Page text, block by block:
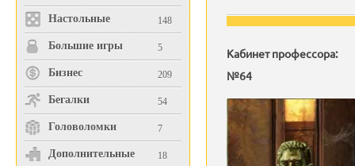
Настольные 148
Большие игры 5
Бизнес 209
Бегалки 54
Головоломки 7
Дополнительные 18
Кабинет профессора:
№64